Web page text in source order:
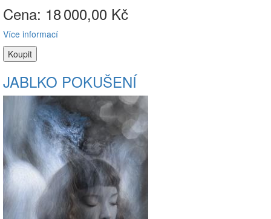
Cena: 18000,00 Kč
Více informací
JABLKO POKUŠENÍ